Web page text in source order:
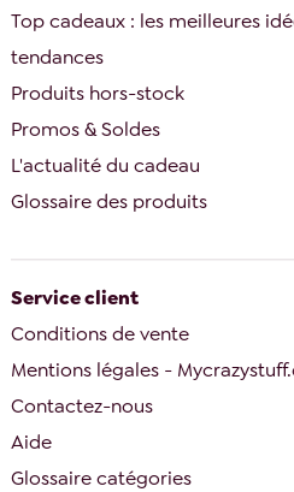
Top cadeaux : les meilleures
tendances
Produits hors-stock
Promos & Soldes
L'actualité du cadeau
Glossaire des produits
Service client
Conditions de vente
Mentions légales -
Contactez-nous
Aide
Glossaire catégories